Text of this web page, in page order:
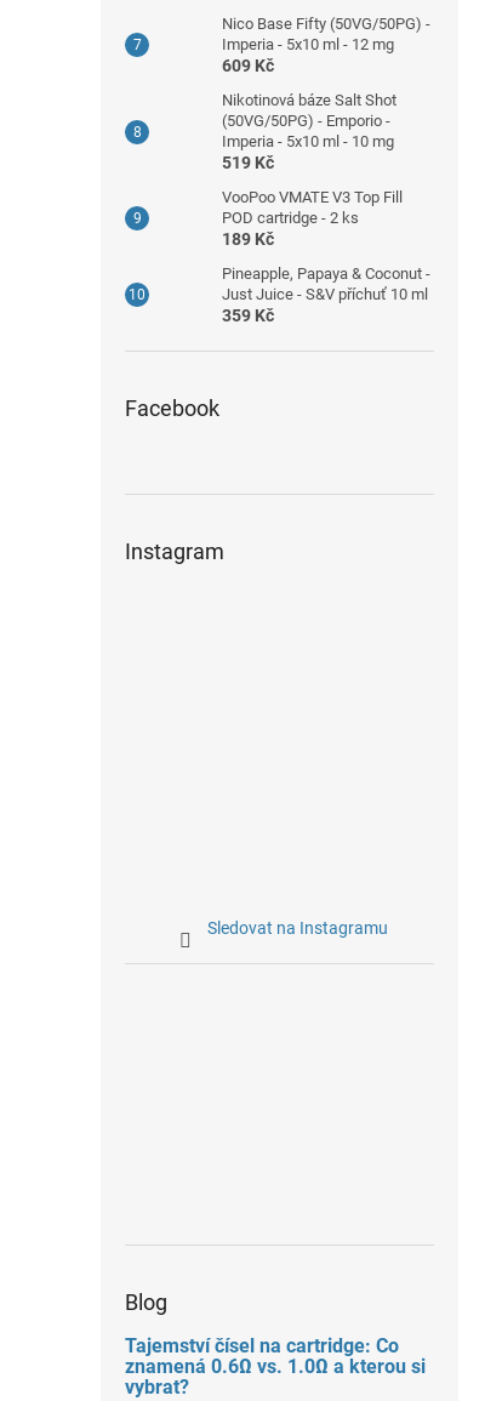
Nico Base Fifty (50VG/50PG) -
Imperia - 5x10 ml - 12 mg
609 Kč
Nikotinová báze Salt Shot
(50VG/50PG) - Emporio -
Imperia - 5x10 ml - 10 mg
519 Kč
VooPoo VMATE V3 Top Fill
POD cartridge - 2 ks
189 Kč
Pineapple, Papaya & Coconut -
Just Juice - S&V příchuť 10 ml
359 Kč
Facebook
Instagram
Sledovat na Instagramu
Blog
Tajemství čísel na cartridge: Co
znamená 0.6Ω vs. 1.0Ω a kterou si
vybrat?